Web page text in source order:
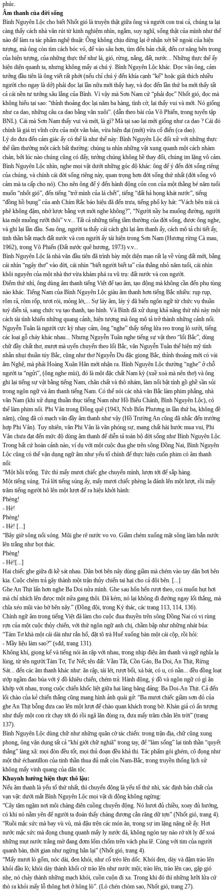
phúc.
Âm thanh của đời sống
Bình Nguyên Lộc cho biết Nhốt gió là truyện thật giữa ông và người con trai cả, chúng ta lại
càng thấy cách nhà văn rút từ kinh nghiệm nhìn, ngắm, suy nghĩ, sống thật của mình như thế
nào để làm ra tác phẩm nghệ thuật: Ông không chịu dừng lại ở nhận xét bề ngoài của hiện
tượng, mà ông còn tìm cách bóc vỏ, để vào sâu hơn, tìm đến bản chất, đến cơ năng bên trong
của hiện tượng, của những thực thể như lá, gió, rừng, nắng, đất, nước... Những thực thể ấy
hiện diện quanh ta, nhưng không mấy ai chú ý. Bình Nguyên Lộc khác. Đọc văn ông, cảm
tưởng đầu tiên là ông viết rất phớt (nếu chỉ chú ý đến khía cạnh “kể” hoặc giải thích nhiều
người cho ngay là dở) phải đọc lại lần nữa mới thấy hay, và đọc đến lần thứ ba mới thấy tất
cả cái nền tư tưởng sâu lắng của Bình. Vì vậy mà Sơn Nam cứ “phải đọc” Nhốt gió, đọc mà
không hiểu tại sao: “thỉnh thoảng đọc lại năm ba hàng, tình cờ, lại thấy vui và mới. Nó giống
như ca dao, những câu ca dao bằng văn xuôi”. (dẫn theo bài của Võ Phiến, trong tuyển tập
BNL). Cái mà Sơn Nam thấy vui và mới, là gì? Mà tại sao lại mới giống như ca dao ? Cái đó
chính là giá trị vĩnh cửu của một văn bản, vừa hiện đại (mới) vừa cổ điển (ca dao).
Lý do đưa đến cảm giác ấy có thể là như thế này: Bình Nguyên Lộc đối xử với những thực
thể tầm thường một cách bất thường: chúng ta nhìn những vật xung quanh một cách nhàm
chán, bởi lúc nào chúng cũng có đấy, tưởng chúng không hề thay đổi, chúng im lặng vô cảm.
Bình Nguyên Lộc nhìn, nghe mọi vật dưới những góc độ khác: ông để ý đến đời sống riêng
của chúng, và chính cái đời sống riêng này, quan trọng hơn đời sống thứ nhất (đời sống vô
cảm mà ta cấp cho nó). Cho nên ông để ý đến hành động cỏn con của một thằng bé năm tuổi
muốn “nhốt gió”, đến tiếng “trở mình của lá chết”, tiếng “đất hả họng khát nước”, tiếng
“đồng hồ bụng” của anh Chím Rắc báo hiệu đã đến trưa, tiếng phổ ky hát: “Vách bên trái cà
phê không đậm, nhớ lược bằng vợt mới nghe không?”, “Người nầy ba muổng đường, người
kia một muỗng rưỡi thôi” v.v... Tất cả những tiếng tầm thường của đời sống, được ông nghe,
và ghi lại lần đầu. Sau ông, người ta thấy cái cách ghi lại âm thanh ấy, cách mô tả chi tiết ấy,
tinh thần bắt mạch đất nước và con người ấy tái hiện trong Sơn Nam (Hương rừng Cà mau,
1962), trong Võ Phiến (Đất nước quê hương, 1973) v.v...
Bình Nguyên Lộc là nhà văn đầu tiên đã trình bày một diện mạo rất lạ về vùng đất mới, bằng
cái nhìn “ngây thơ” vào đời, cái nhìn “biết người biết ta” của thằng nhỏ năm tuổi, cái nhìn
khôi nguyên của một nhà thơ vừa khám phá ra vũ trụ: đất nước và con người.
Điểm thứ nhì, ông dùng âm thanh tiếng Việt để tạo âm, tạo động mà không cần đến phụ tùng
nào khác. Tiếng Nam của Bình Nguyên Lộc giàu âm thanh hơn tiếng Bắc nhiều: rụp rụp,
rôm rả, rôm rốp, tươi rói, mỏng lét,... Sự láy âm, láy ý đã biến ngôn ngữ từ chức vụ thuần
tuý diễn tả, sang chức vụ tạo thanh, tạo hình. Và Bình đã xử dụng khả năng thứ nhì này một
cách tài tình khiến những quang cảnh, hiện tượng mà ông mô tả trở thành những cảnh nổi.
Nguyễn Tuân là người cực kỳ nhạy cảm, ông “nghe” thấy tiếng lửa reo trong lò sưởi, tiếng
các loại gỗ cháy khác nhau... Nhưng Nguyễn Tuân nghe tiếng sự vật theo “lối Bắc”, dùng
chữ đầy chất thơ, mượt mà uyển chuyển theo lối Bắc, văn Nguyễn Tuân thể hiện mỹ tính
nhẵn nhụi thuần túy Bắc, cũng như thơ Nguyễn Du đặc giọng Bắc, thỉnh thoảng mới có vài
âm Nghệ, mà phải Hoàng Xuân Hãn mới nhận ra. Bình Nguyên Lộc thường “nghe” ở chỗ
người ta “ngửi”, (ông nghe mùi), đó là một đặc chất Nam kỳ (xuề xoà mà nên thơ) và ông
ghi lại tiếng sự vật bằng tiếng Nam, chân chất và thô nhám, làm nổi bật tính gồ ghề sần sủi
trong ngôn ngữ và âm thanh tiếng Nam. Có thể nói các nhà văn Bắc làm phim phẳng, nhà
văn Nam (khi xử dụng thuần thục tiếng Nam như Hồ Biểu Chánh, Bình Nguyên Lộc), có
thể làm phim nổi. Phi Vân trong Đồng quê (1943, Nxb Bốn Phương in lần thứ ba, không đề
năm), cũng đã có mạch văn đầy âm thanh như vậy (Hồ Trường An cũng đã nhắc đến trường
hợp Phi Vân). Tuy nhiên, văn Phi Vân là văn phóng sự, mang chất hài hước mua vui, Phi
Vân chưa đạt đến mức độ dùng âm thanh để diễn tả toàn bộ đời sống như Bình Nguyên Lộc.
Trong bất cứ hoàn cảnh nào, ví dụ với một cuộc đua ghe trên sông Đồng Nai, Bình Nguyên
Lộc cũng có thể vận dụng ngữ âm như yếu tố chính để thực hiện cuốn phim có âm thanh
nổi:
“Một hồi trống. Tức thì mấy mươi chiếc ghe chuyển mình, lượn tới để sắp hàng.
Một tiếng súng. Trả lời tiếng súng ấy, mấy mươi chiếc phèng la đánh lên một lượt, rồi mấy
trăm tiếng người hô lên một lượt để ra hiệu khởi hành:
Phèng!
- Hè!
Phèng!
- Hè! [...]
“Bây giờ sông nổi sóng. Mũi ghe rẽ nước vo vo. Giầm chém xuống mặt sông làm bắn nước
lên trắng như bọt thác.
Phèng!
- Hè![...]
Hai chiếc ghe giữa đi kề sát nhau. Dân bơi bên nây dùng giầm mà chém vào tay dân bơi bên
kia. Cuộc chém trả gây thành một trận thủy chiến tai hại cho cả đôi bên. [...]
Ghe An Thịt lấn hơn nghe Ba Doi nửa mình. Ghe sau hổn hển rượt theo, coi muốn hụt hơi
mà chỉ nhích lên đưọc một nửa gang thôi. Đã kém, nó lại không đi đường ngay lối thẳng, mà
chĩa xéo mũi vào bờ bên nây.” (Đồng đội, trong Ký thác, các trang 113, 114, 136).
Chính ngữ âm trong tiếng Việt đã làm cho cuộc đua thuyền trên sông Đồng Nai có vị rùng
rợn của một cuộc thủy chiến, với thứ ngôn ngữ anh chị, chầm bập như những nhát búa:
“Tám Tơ khà một cái dài như rắn hổ, đặt tô trà Huế xuống bàn một cái cộp, rồi hỏi:
- Mầy liệu làm sao?” (sđd, trang 131).
Không khí, giọng kể và tiếng nói ăn rập với nhau, trong nhịp điệu âm thanh và ngữ nghĩa lạ
lùng, từ tên người:Tám Tơ, Tư Nết; tên đất: Vằm Tắt, Cồn Gáo, Ba Doi, An Thịt, Rừng
Sát... đến các âm thanh khác như: ăn rập, tái lét, rượt bối, xà bát, có u, có nần... đều đồng loạt
ướp ngầm đao búa với ý đồ khiêu chiến, chém trả: Hành động, ý đồ và ngôn ngữ có gì ăn
khớp với nhau, trong cuộc chiến khốc liệt giữa hai làng băng đảng: Ba Doi-An Thịt. Cả đến
lối chào của kẻ chiến thắng cũng mang hình ảnh quái gở: “Ba mươi chiếc giầm sơn đỏ của
ghe An Thịt bỗng đưa cao lên một lượt để chào quan khách trong bờ. Khán giả có ấn tượng
như thấy một con rít chạy tới đó rồi ngã lăn đùng ra, đưa mấy trăm chân lên trời” (trang
137).
Bình Nguyên Lộc dùng chữ như những quân cờ tác chiến: trong trận địa, chữ cũng xung
phong, ông vận dụng tất cả “khí giới chữ nghiã” trong tay, để “làm sống” lại tinh thần “quyết
thắng” làng xã: mọi đòn đều tốt, mọi thủ đoạn đều khả thi. Tác phẩm gói ghém, cô đọng như
một thứ échantillon của tinh thần thua đủ mất còn Nam-Bắc, trong truyền thống lịch sử
không mấy vinh quang của dân tộc.
Khuynh hướng hiện thực thô lậu:
Nếu âm thanh là yếu tố thứ nhất, thì chuyển động là yếu tố thứ nhì, xác định bản chất của
vạn vật: dưới mắt Bình Nguyên Lộc mọi vật di động không ngừng:
“Cây tăm ngặm nơi môi chàng điên cuồng chuyển động. Nó hươi đủ chiều, xoay đủ hướng,
có khi nó nằm yên để người ta đoán thấy chàng đương cắn răng dữ tợn” (Nhốt gió, trang 4).
“Ruồi mặc sức mà bay vù vù, mà đậu trện các món ăn, trong sự im lặng nặng nề ấy. Hơi
nước mặc sức mà đọng chung quanh mấy ly nước đá, không ngón tay nào rớ tới ly để xoá
những mụt nước trắng mờ đang đơm lổm chổm trên vách pha lê. Cùng với tim của người
quanh bàn, thời gian như ngừng hẳn lại” (Nhốt gió, trang 4).
“Mấy mươi lò gốm, nóc dài, đen khói, như cố trèo lên dốc. Khói đen, dày và đậm trào lên
khỏi đầu lò; khói dày thành khối cứ trào lên như nước mội; trào lên, trào lên cao, gặp gió
nhẹ, nó chảy thành những mạch khói, cuồn cuộn đi xa. Trong khi đó thì những lưỡi lửa cứ
thò ra khỏi mấy lỗ thông hơi ở hông lò”. (Lò chén chòm sao, Nhốt gió, trang 27).